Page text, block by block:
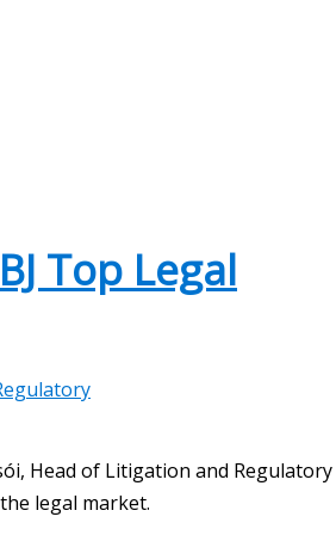
Top Legal
Head of Litigation and
legal market.